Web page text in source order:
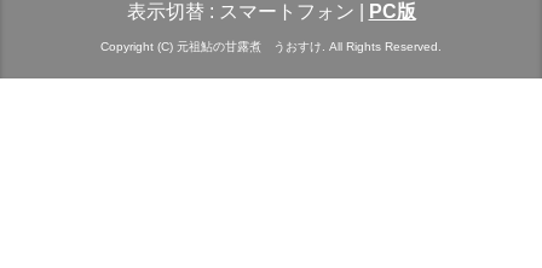
表示切替 : スマートフォン PC版
Copyright (C) 元祖鮎の甘露煮 うおすけ. All Rights Reserved.